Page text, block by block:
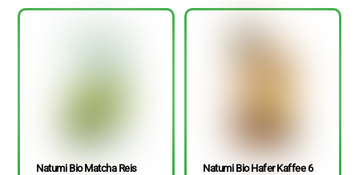
Natumi Bio Matcha Reis
Natumi Bio Hafer Kaffee 6